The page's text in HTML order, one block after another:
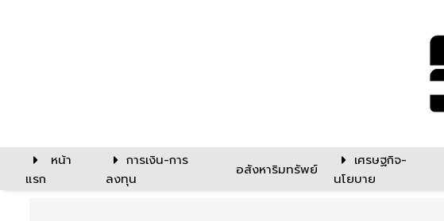
หน้า
แรก
การเงิน-การ
ลงทุน
อสังหาริมทรัพย์
เศรษฐกิจ-
นโยบาย